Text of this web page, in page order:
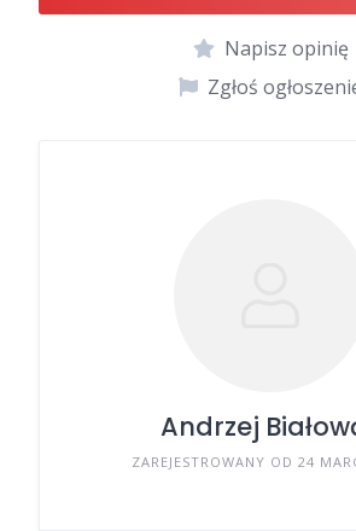
Napisz opinię
Zgłoś
Andrzej
ZAREJESTROWANY OD 24